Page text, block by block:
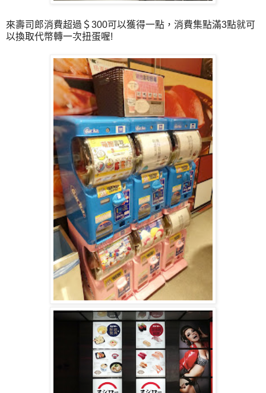
來壽司郎消費超過＄300可以獲得一點，消費集點滿3點就可
以換取代幣轉一次扭蛋喔!